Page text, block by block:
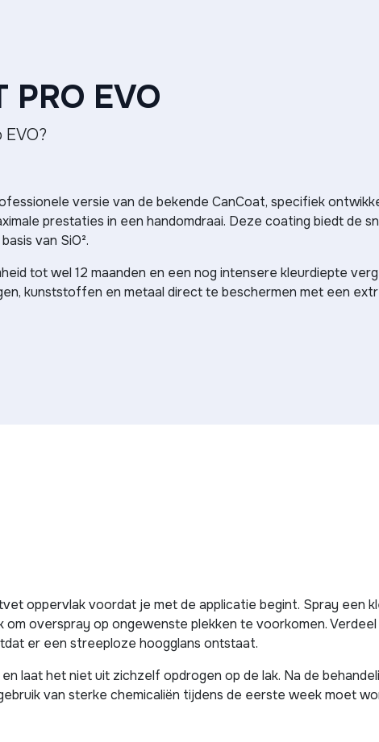
PRO EVO
versie van de bekende CanCoat, specifiek
prestaties in een handomdraai. Deze coating biedt
van SiO².
tot wel 12 maanden en een nog intensere kleurdiepte
kunststoffen en metaal direct te beschermen met een
oppervlak voordat je met de applicatie begint. Spray een
overspray op ongewenste plekken te voorkomen.
er een streeploze hoogglans ontstaat.
laat het niet uit zichzelf opdrogen op de lak. Na de
van sterke chemicaliën tijdens de eerste week moet